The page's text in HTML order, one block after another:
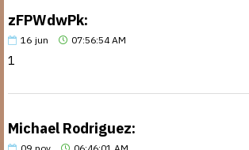
zFPWdwPk:
16 jun 07:56:54 AM
1
Michael Rodriguez: